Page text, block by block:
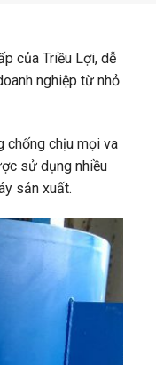
của Triều Lợi, dễ
nghiệp từ nhỏ
chống chịu mọi va
sử dụng nhiều
sản xuất.